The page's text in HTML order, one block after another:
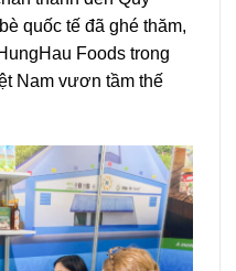
quốc tế đã ghé thăm,
Foods trong
Nam vươn tầm thế